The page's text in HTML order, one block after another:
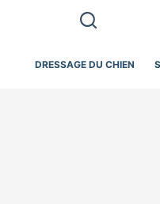
DRESSAGE DU CHIEN